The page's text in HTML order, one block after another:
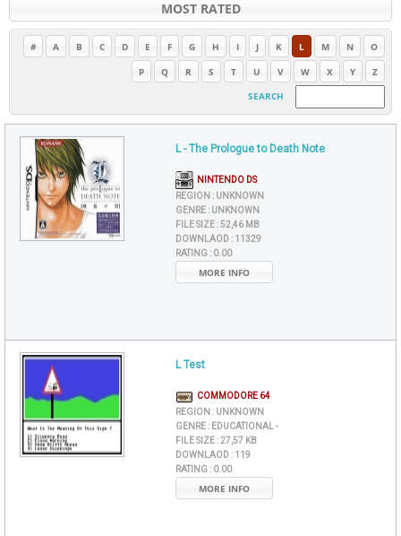
MOST RATED
# A B C D E F G H I J K L M N
O
P
Q R S T U V W X Y
Z
SEARCH
L - The Prologue to Death Note
NINTENDO DS
REGION : UNKNOWN
GENRE : UNKNOWN
FILE SIZE :52,46 MB
DOWNLAOD : 11329
RATING : 0.00
MORE INFO
L Test
COMMODORE 64
REGION : UNKNOWN
GENRE : EDUCATIONAL -
FILE SIZE :27,57 KB
DOWNLAOD : 119
RATING : 0.00
MORE INFO